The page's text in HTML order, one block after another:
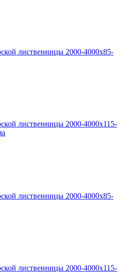
лиственницы 2000-4000х85-
лиственницы 2000-4000х115-
лиственницы 2000-4000х85-
лиственницы 2000-4000х115-